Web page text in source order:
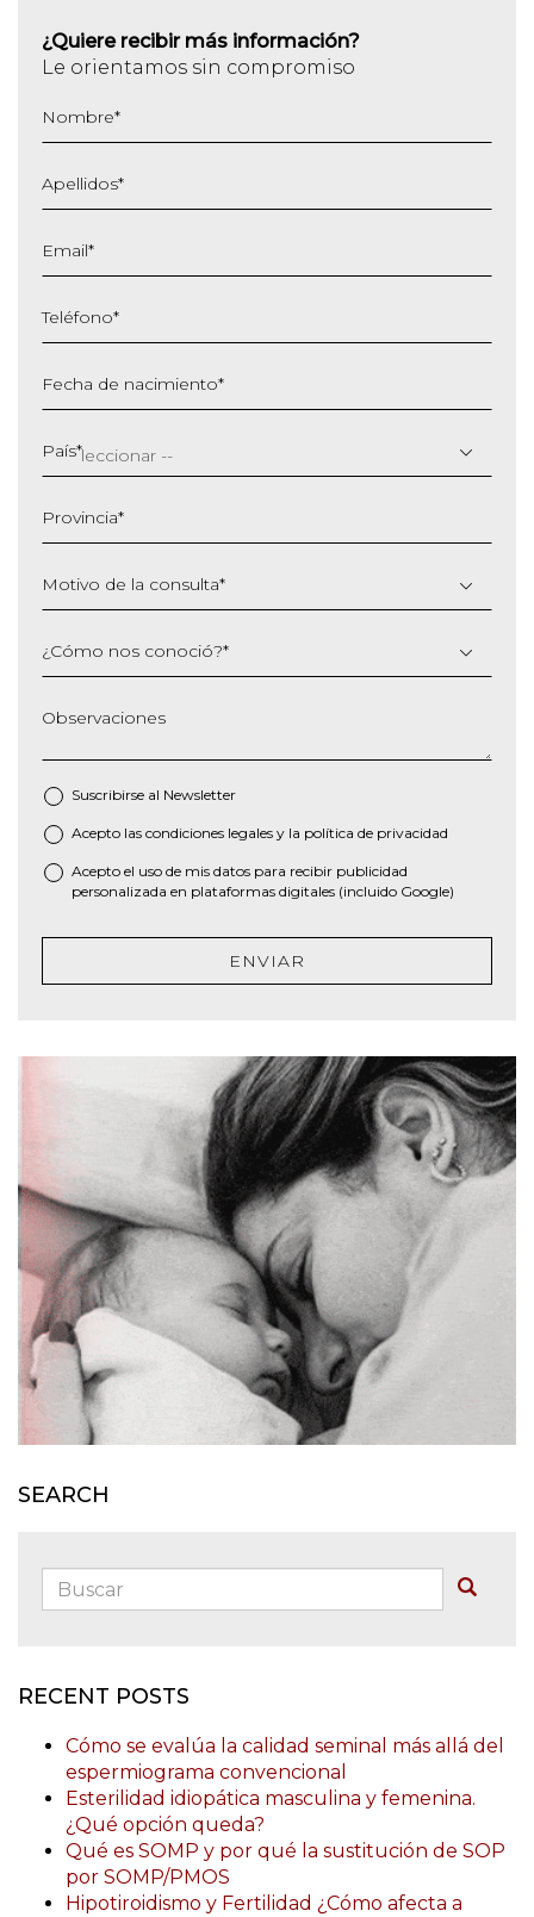
¿Quiere recibir más información?
Le orientamos sin compromiso
Nombre*
Apellidos*
Email*
Teléfono*
Fecha de nacimiento*
barra
MM
AAAA
País*
Provincia*
Motivo de la consulta*
¿Cómo nos conoció?*
Observaciones
Suscribirse al Newsletter
* Acepto las condiciones legales y la política de privacidad
Acepto el uso de mis datos para recibir publicidad
personalizada en plataformas digitales (incluido Google)
ENVIAR
SEARCH
Buscar:
RECENT POSTS
Cómo se evalúa la calidad seminal más allá del
espermiograma convencional
Esterilidad idiopática masculina y femenina.
¿Qué opción queda?
Qué es SOMP y por qué la sustitución de SOP
por SOMP/PMOS
Hipotiroidismo y Fertilidad ¿Cómo afecta a